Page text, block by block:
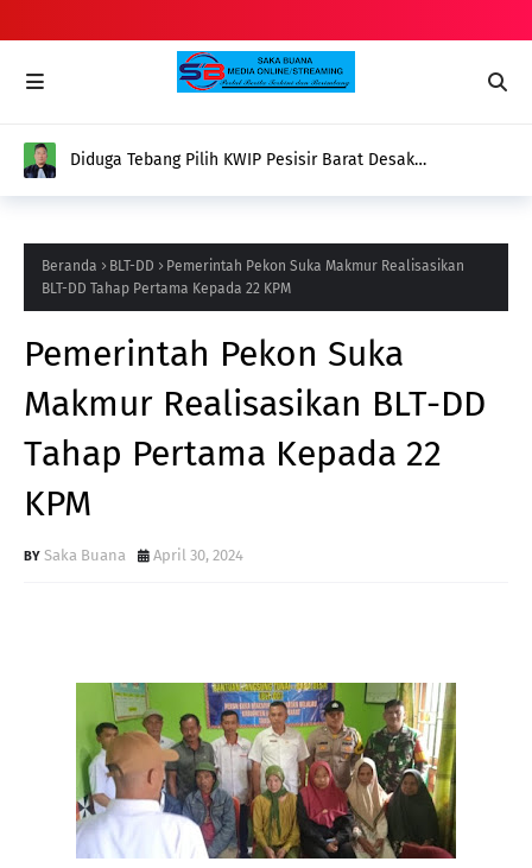
Diduga Tebang Pilih KWIP Pesisir Barat Desak
Beranda BLT-DD
Pemerintah Pekon Suka Makmur Realisasikan
BLT-DD Tahap Pertama Kepada 22 KPM
Pemerintah Pekon Suka
Makmur Realisasikan BLT-DD
Tahap Pertama Kepada 22
KPM
Saka Buana April 30, 2024